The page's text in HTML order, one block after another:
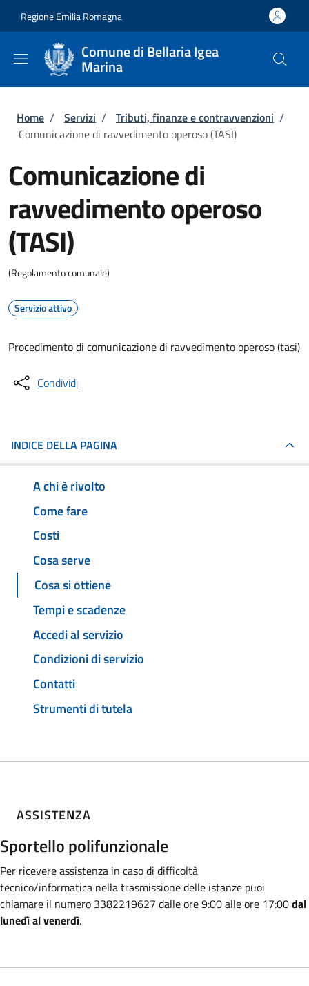
Regione Emilia Romagna
Comune di Bellaria Igea
Marina
Briciole di pane
Home / Servizi / Tributi, finanze e contravvenzioni /
Comunicazione di ravvedimento operoso (TASI)
Comunicazione di
ravvedimento operoso
(TASI)
(Regolamento comunale)
Servizio attivo
Procedimento di comunicazione di ravvedimento operoso (tasi)
Condividi
INDICE DELLA PAGINA
A chi è rivolto
Come fare
Costi
Cosa serve
Cosa si ottiene
Tempi e scadenze
Accedi al servizio
Condizioni di servizio
Contatti
Strumenti di tutela
ASSISTENZA
Sportello polifunzionale
Per ricevere assistenza in caso di difficoltà
tecnico/informatica nella trasmissionedelle istanze puoi
chiamare il numero 3382219627 dalle ore 9:00 alle ore 17:00dal
lunedì al venerdì.